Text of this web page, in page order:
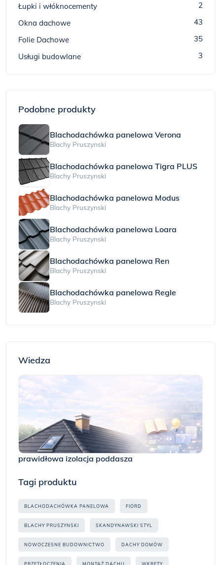
Łupki i włóknocementy
2
Okna dachowe
43
Folie Dachowe
35
Usługi budowlane
3
Podobne produkty
Blachodachówka panelowa Verona
Blachy Pruszynski
Blachodachówka panelowa Tigra PLUS
Blachy Pruszynski
Blachodachówka panelowa Modus
Blachy Pruszynski
Blachodachówka panelowa Loara
Blachy Pruszynski
Blachodachówka panelowa Ren
Blachy Pruszynski
Blachodachówka panelowa Regle
Blachy Pruszynski
Wiedza
prawidłowa izolacja poddasza
Tagi produktu
BLACHODACHÓWKA PANELOWA FIORD
BLACHY PRUSZYNSKI SKANDYNAWSKI STYL
NOWOCZESNE BUDOWNICTWO DACHY DOMÓW
PRZETŁOCZENIA MONTAŻ DACHU WKRĘTY